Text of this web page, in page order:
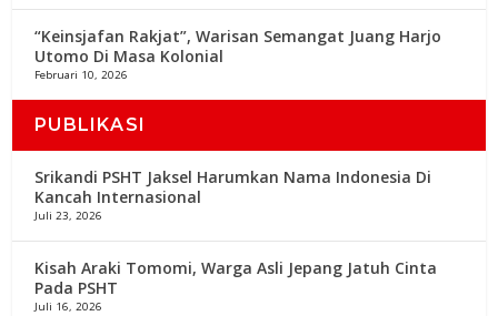
“Keinsjafan Rakjat”, Warisan Semangat Juang Harjo
Utomo Di Masa Kolonial
Februari 10, 2026
PUBLIKASI
Srikandi PSHT Jaksel Harumkan Nama Indonesia Di
Kancah Internasional
Juli 23, 2026
Kisah Araki Tomomi, Warga Asli Jepang Jatuh Cinta
Pada PSHT
Juli 16, 2026